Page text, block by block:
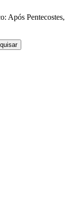
Após Pentecostes,